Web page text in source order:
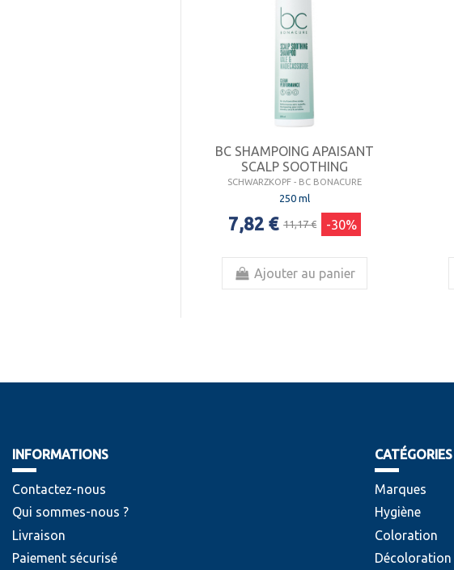
BC SHAMPOING APAISANT
SCALP SOOTHING
SCHWARZKOPF - BC BONACURE
250 ml
7,82 € 11,17 € -30%
Ajouter au panier
INFORMATIONS
Contactez-nous
Qui sommes-nous ?
Livraison
Paiement sécurisé
CATÉGORIES
Marques
Hygiène
Coloration
Décoloration